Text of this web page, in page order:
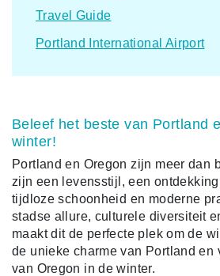
Travel Guide
Portland International Airport
Beleef het beste van Portland
winter!
Portland en Oregon zijn meer dan
zijn een levensstijl, een
tijdloze schoonheid en moderne
stadse allure, culturele diversiteit
maakt dit de perfecte plek om de
de unieke charme van Portland en
van Oregon in de winter.